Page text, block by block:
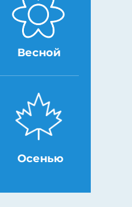
Весной
Осенью